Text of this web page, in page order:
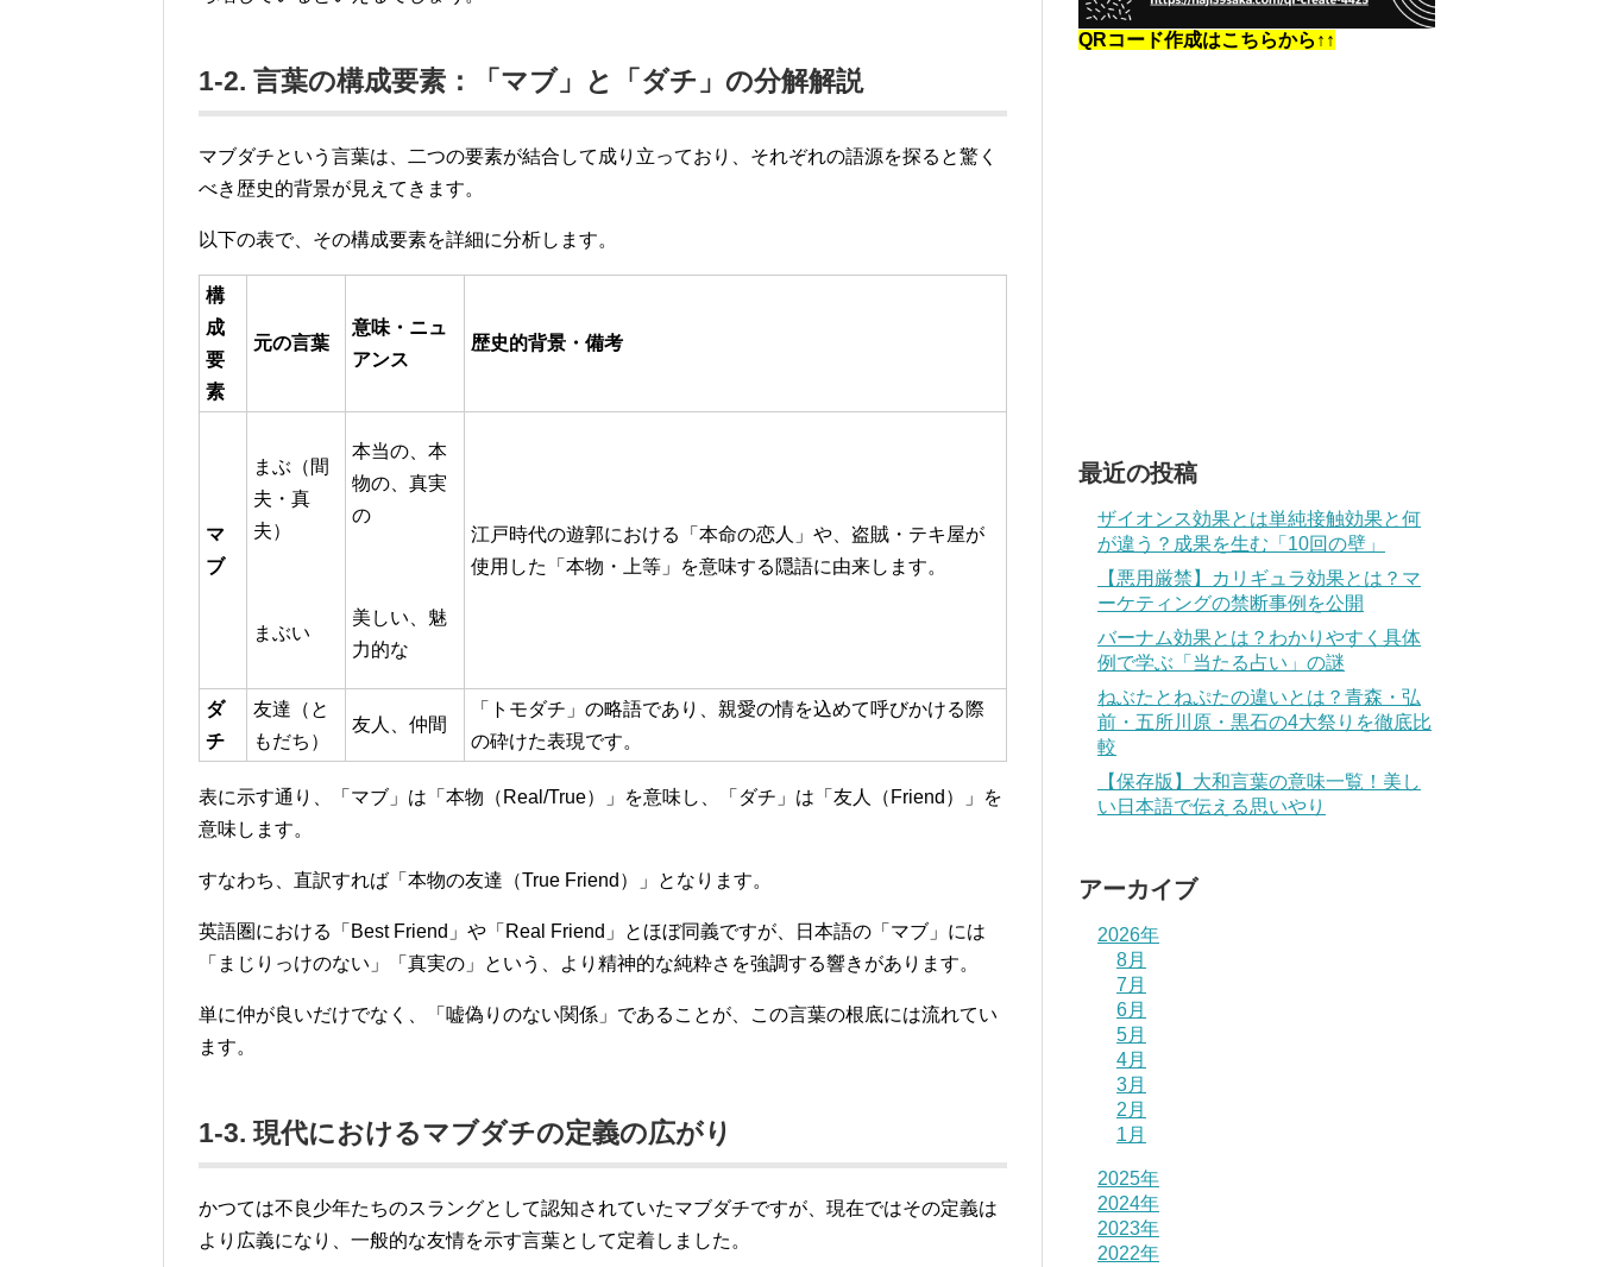
1-2. 言葉の構成要素：「マブ」と「ダチ」の分解解説
マブダチという言葉は、二つの要素が結合して成り立っており、それぞれの語源を探ると驚く
べき歴史的背景が見えてきます。
以下の表で、その構成要素を詳細に分析します。
構
成
要
素
元の言葉
意味・ニュ
アンス
歴史的背景・備考
マ
ブ
まぶ（間
夫・真
夫）
まぶい
本当の、本
物の、真実
の
美しい、魅
力的な
江戸時代の遊郭における「本命の恋人」や、盗賊・テキ屋が
使用した「本物・上等」を意味する隠語に由来します。
ダ
チ
友達（と
もだち）
友人、仲間
「トモダチ」の略語であり、親愛の情を込めて呼びかける際
の砕けた表現です。
表に示す通り、「マブ」は「本物（Real/True）」を意味し、「ダチ」は「友人（Friend）」を
意味します。
すなわち、直訳すれば「本物の友達（True Friend）」となります。
英語圏における「Best Friend」や「Real Friend」とほぼ同義ですが、日本語の「マブ」には
「まじりっけのない」「真実の」という、より精神的な純粋さを強調する響きがあります。
単に仲が良いだけでなく、「嘘偽りのない関係」であることが、この言葉の根底には流れてい
ます。
1-3. 現代におけるマブダチの定義の広がり
かつては不良少年たちのスラングとして認知されていたマブダチですが、現在ではその定義は
より広義になり、一般的な友情を示す言葉として定着しました。
QRコード作成はこちらから↑↑
最近の投稿
ザイオンス効果とは単純接触効果と何
が違う？成果を生む「10回の壁」
【悪用厳禁】カリギュラ効果とは？マ
ーケティングの禁断事例を公開
バーナム効果とは？わかりやすく具体
例で学ぶ「当たる占い」の謎
ねぶたとねぷたの違いとは？青森・弘
前・五所川原・黒石の4大祭りを徹底比
較
【保存版】大和言葉の意味一覧！美し
い日本語で伝える思いやり
アーカイブ
2026年
8月
7月
6月
5月
4月
3月
2月
1月
2025年
2024年
2023年
2022年